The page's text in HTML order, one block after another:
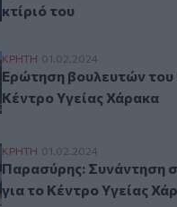
κτίριό του
Ερώτηση βουλευτών του
ΚΡΗΤΗ 01.02.2024
Ερώτηση βουλευτών του
Κέντρο Υγείας Χάρακα
Παρασύρης: Συνάντηση
ΚΡΗΤΗ 01.02.2024
Παρασύρης: Συνάντηση
για το Κέντρο Υγείας